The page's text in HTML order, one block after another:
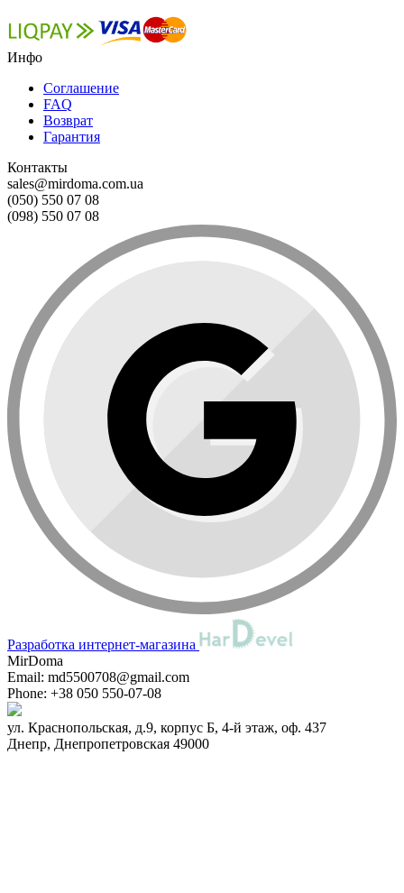
Инфо
Соглашение
FAQ
Возврат
Гарантия
Контакты
sales@mirdoma.com.ua
(050) 550 07 08
(098) 550 07 08
Разработка интернет-магазина
MirDoma
Email: md5500708@gmail.com
Phone: +38 050 550-07-08
ул. Краснопольская, д.9, корпус Б, 4-й этаж, оф. 437
Днепр, Днепропетровская 49000